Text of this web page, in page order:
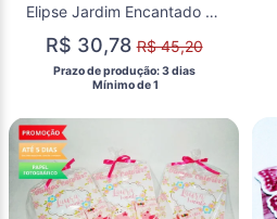
Elipse Jardim Encantado 55x40
R$ 30,78R$ 45,20
Prazo de produção: 3 dias
  Mínimo de 1